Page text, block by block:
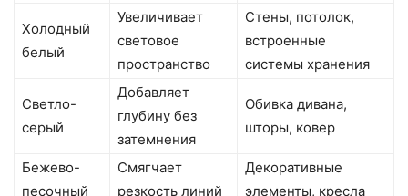
Холодный
белый
Увеличивает
световое
пространство
Стены, потолок,
встроенные
системы хранения
Светло-
серый
Добавляет
глубину без
затемнения
Обивка дивана,
шторы, ковер
Бежево-
песочный
Смягчает
резкость линий
Декоративные
элементы, кресла